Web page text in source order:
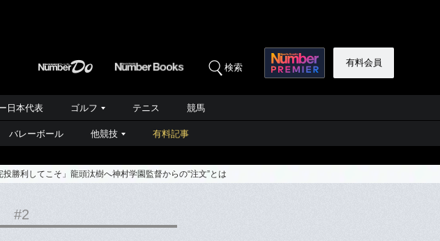
検索 有料会員
日本代表 ゴルフ テニス 競馬
バレーボール 他競技 有料記事
勝利してこそ」龍頭汰樹へ神村学園監督からの“注文”とは
#2